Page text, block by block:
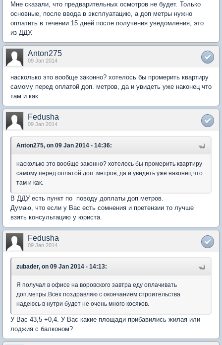
Мне сказали, что предварительных осмотров не будет. Только
основные, после ввода в эксплуатацию, а доп метры нужно
оплатить в течении 15 дней после получения уведомления, это
из ДДУ.
Anton275
09 Jan 2014
насколько это вообще законно? хотелось бы промерить квартиру
самому перед оплатой доп. метров, да и увидеть уже наконец что
там и как.
Fedusha
09 Jan 2014
Anton275, on 09 Jan 2014 - 14:36:
насколько это вообще законно? хотелось бы промерить квартиру
самому перед оплатой доп. метров, да и увидеть уже наконец что
там и как.
В ДДУ есть пункт по поводу доплаты доп метров.
Думаю, что если у Вас есть сомнения и претензии то лучше
взять консультацию у юриста.
Fedusha
09 Jan 2014
zubader, on 09 Jan 2014 - 14:13:
Я получал в офисе на воровского завтра еду оплачивать
доп.метры.Всех поздравляю с окончанием строительства
надеюсь в нутри будет не очень много косяков.
У Вас 43,5 +0,4. У Вас какие площади прибавились жилая или
лоджия с балконом?